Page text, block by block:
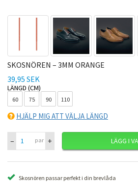
SKOSNÖREN – 3MM ORANGE
39,95 SEK
LÄNGD (CM)
60 75 90 110
HJÄLP MIG ATT VÄLJA LÄNGD
– par + LÄGG I
Skosnören passar perfekt i din brevlåda